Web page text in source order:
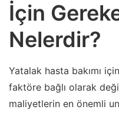
İçin
Nelerdir?
Yatalak hasta bakımı
faktöre bağlı olarak
maliyetlerin en önemli